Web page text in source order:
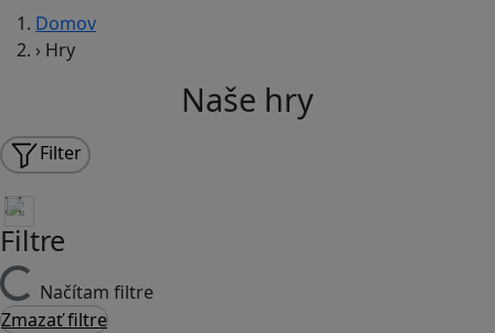
Domov
› Hry
Naše hry
Filter
Filtre
Načítam filtre
Zmazať filtre